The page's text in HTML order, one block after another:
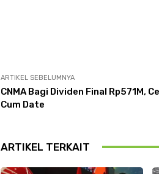
ARTIKEL SEBELUMNYA
CNMA Bagi Dividen Final Rp571M,
Cum Date
ARTIKEL TERKAIT